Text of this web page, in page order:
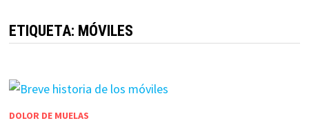
ETIQUETA: MÓVILES
DOLOR DE MUELAS